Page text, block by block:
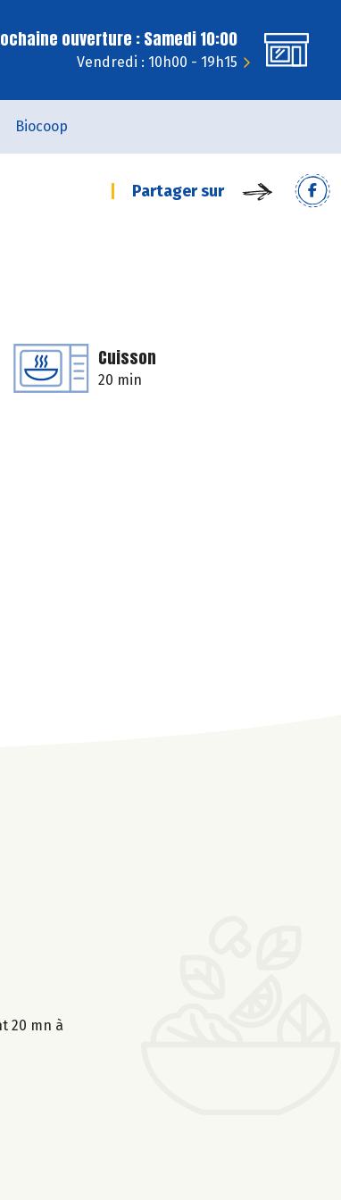
ouverture : Samedi 10:00
Vendredi : 10h00 - 19h15
Biocoop
Partager sur
Cuisson
20 min
20 mn à